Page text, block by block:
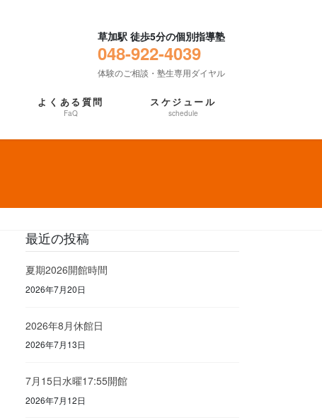
草加駅 徒歩5分の個別指導塾
048-922-4039
体験のご相談・塾生専用ダイヤル
よくある質問
FaQ
スケジュール
schedule
最近の投稿
夏期2026開館時間
2026年7月20日
2026年8月休館日
2026年7月13日
7月15日水曜17:55開館
2026年7月12日